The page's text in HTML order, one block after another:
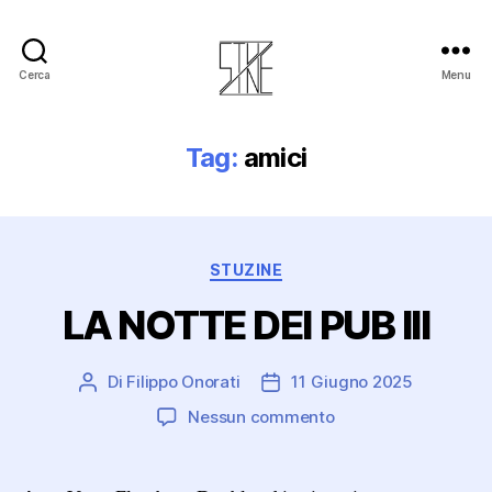
Cerca Menu
Tag: amici
Categorie
STUZINE
LA NOTTE DEI PUB III
Autore
Di Filippo Onorati
Data11 Giugno 2025
Nessun commentosu
DEI